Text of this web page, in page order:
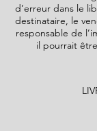
d’erreur dans le
destinataire, le
responsable de
il pourrait